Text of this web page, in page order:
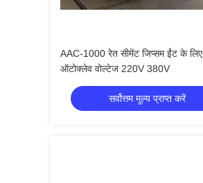
AAC-1000 रेत सीमेंट जिप्सम ईंट के लिए
ऑटोक्लेव वोल्टेज 220V 380V
सर्वोत्तम मूल्य प्राप्त करें